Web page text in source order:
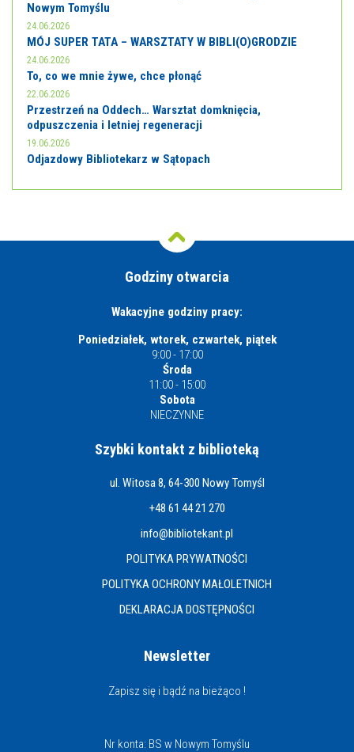
Nowym Tomyślu
24.06.2026
MÓJ SUPER TATA – WARSZTATY W BIBLI(O)GRODZIE
24.06.2026
To, co we mnie żywe, chce płonąć
22.06.2026
Przestrzeń na Oddech… Warsztat domknięcia,
odpuszczenia i letniej regeneracji
19.06.2026
Odjazdowy Bibliotekarz w Sątopach
Godziny otwarcia
Wakacyjne godziny pracy:
Poniedziałek, wtorek, czwartek, piątek
9:00 - 17:00
Środa
11:00 - 15:00
Sobota
NIECZYNNE
Szybki kontakt z biblioteką
ul. Witosa 8, 64-300 Nowy Tomyśl
+48 61 44 21 270
info@bibliotekant.pl
POLITYKA PRYWATNOŚCI
POLITYKA OCHRONY MAŁOLETNICH
DEKLARACJA DOSTĘPNOŚCI
Newsletter
Zapisz się i bądź na bieżąco !
Nr konta: BS w Nowym Tomyślu